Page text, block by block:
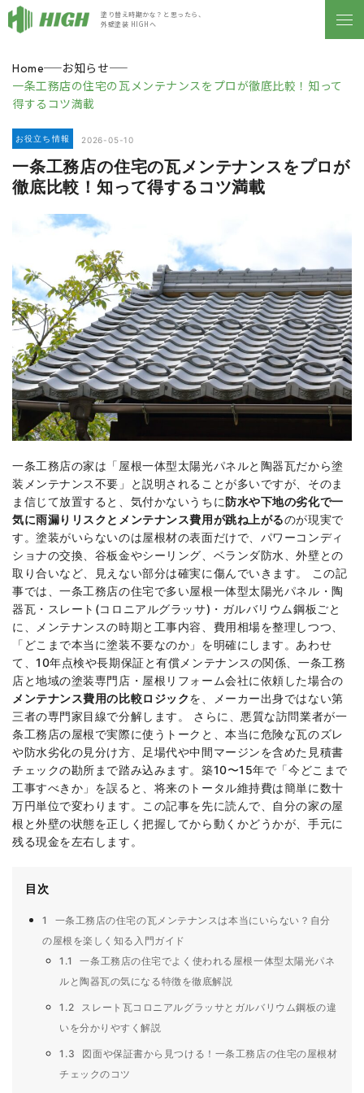
塗り替え時期かな？と思ったら、
外壁塗装 HIGHへ
Home
お知らせ
一条工務店の住宅の瓦メンテナンスをプロが徹底比較！知って
得するコツ満載
お役立ち情報 2026-05-10
一条工務店の住宅の瓦メンテナンスをプロが
徹底比較！知って得するコツ満載
一条工務店の家は「屋根一体型太陽光パネルと陶器瓦だから塗
装メンテナンス不要」と説明されることが多いですが、そのま
ま信じて放置すると、気付かないうちに防水や下地の劣化で一
気に雨漏りリスクとメンテナンス費用が跳ね上がるのが現実で
す。塗装がいらないのは屋根材の表面だけで、パワーコンディ
ショナの交換、谷板金やシーリング、ベランダ防水、外壁との
取り合いなど、見えない部分は確実に傷んでいきます。 この記
事では、一条工務店の住宅で多い屋根一体型太陽光パネル・陶
器瓦・スレート(コロニアルグラッサ)・ガルバリウム鋼板ごと
に、メンテナンスの時期と工事内容、費用相場を整理しつつ、
「どこまで本当に塗装不要なのか」を明確にします。あわせ
て、10年点検や長期保証と有償メンテナンスの関係、一条工務
店と地域の塗装専門店・屋根リフォーム会社に依頼した場合の
メンテナンス費用の比較ロジックを、メーカー出身ではない第
三者の専門家目線で分解します。 さらに、悪質な訪問業者が一
条工務店の屋根で実際に使うトークと、本当に危険な瓦のズレ
や防水劣化の見分け方、足場代や中間マージンを含めた見積書
チェックの勘所まで踏み込みます。築10〜15年で「今どこまで
工事すべきか」を誤ると、将来のトータル維持費は簡単に数十
万円単位で変わります。この記事を先に読んで、自分の家の屋
根と外壁の状態を正しく把握してから動くかどうかが、手元に
残る現金を左右します。
目次
1
一条工務店の住宅の瓦メンテナンスは本当にいらない？自分
の屋根を楽しく知る入門ガイド
1.1
一条工務店の住宅でよく使われる屋根一体型太陽光パネ
ルと陶器瓦の気になる特徴を徹底解説
1.2
スレート瓦コロニアルグラッサとガルバリウム鋼板の違
いを分かりやすく解説
1.3
図面や保証書から見つける！一条工務店の住宅の屋根材
チェックのコツ